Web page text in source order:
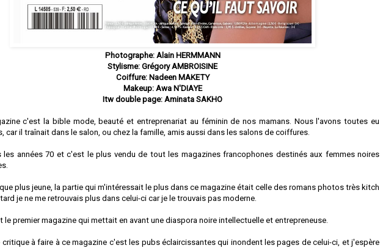
Photographe: Alain HERMMANN
Stylisme: Grégory AMBROISINE
Coiffure: Nadeen MAKETY
Makeup: Awa N'DIAYE
Itw double page: Aminata SAKHO
c'est la bible mode, beauté et entreprenariat au féminin de nos mamans. Nous l'avons toutes eu
car il traînait dans le salon, ou chez la famille, amis aussi dans les salons de coiffures.
les années 70 et c'est le plus vendu de tout les magazines francophones destinés aux femmes noires
plus jeune, la partie qui m'intéressait le plus dans ce magazine était celle des romans photos très kitch
je ne me retrouvais plus dans celui-ci car je le trouvais pas moderne.
le premier magazine qui mettait en avant une diaspora noire intellectuelle et entrepreneuse.
critique à faire à ce magazine c'est les pubs éclaircissantes qui inondent les pages de celui-ci, et j'espère